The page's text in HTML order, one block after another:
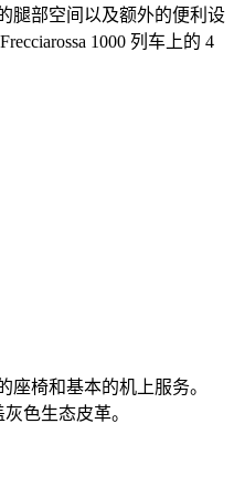
腿部空间以及额外的便利设
1000 列车上的 4
座椅和基本的机上服务。
色生态皮革。